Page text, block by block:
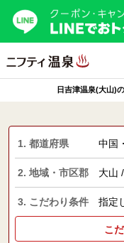
日吉津温泉(大山)
1. 都道府県 中国
2. 地域・市区郡 大山
3. こだわり条件 指定
こ